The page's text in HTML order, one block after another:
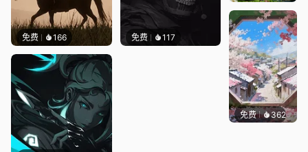
免费 166 免费 117
免费 362渔小小